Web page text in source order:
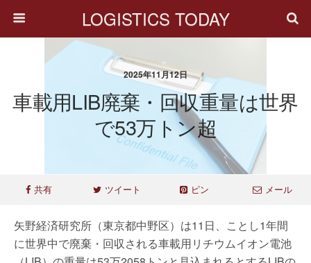
LOGISTICS TODAY
2025年11月12日
車載用LIB廃棄・回収重量は世界
で53万トン超
共有 ツイート ピン メール
矢野経済研究所（東京都中野区）は11日、ことし1年間
に世界中で廃棄・回収される車載用リチウムイオン電池